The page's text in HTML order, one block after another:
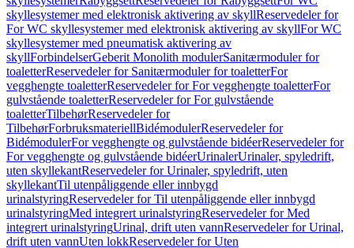
skyllesystemer med elektronisk aktivering av skyllReservedeler for
For WC skyllesystemer med elektronisk aktivering av skyllFor WC
skyllesystemer med pneumatisk aktivering av
skyllForbindelserGeberit Monolith modulerSanitærmoduler for
toaletterReservedeler for Sanitærmoduler for toaletterFor
vegghengte toaletterReservedeler for For vegghengte toaletterFor
gulvstående toaletterReservedeler for For gulvstående
toaletterTilbehørReservedeler for
TilbehørForbruksmateriellBidémodulerReservedeler for
BidémodulerFor vegghengte og gulvstående bidéerReservedeler for
For vegghengte og gulvstående bidéerUrinalerUrinaler, spyledrift,
uten skyllekantReservedeler for Urinaler, spyledrift, uten
skyllekantTil utenpåliggende eller innbygd
urinalstyringReservedeler for Til utenpåliggende eller innbygd
urinalstyringMed integrert urinalstyringReservedeler for Med
integrert urinalstyringUrinal, drift uten vannReservedeler for Urinal,
drift uten vannUten lokkReservedeler for Uten